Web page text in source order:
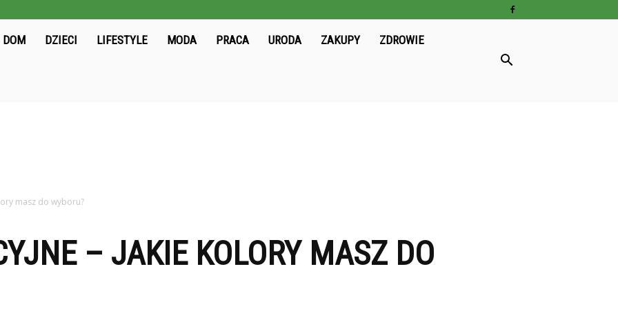
DOM DZIECI LIFESTYLE MODA PRACA URODA ZAKUPY ZDROWIE
masz do wyboru?
– JAKIE KOLORY MASZ DO